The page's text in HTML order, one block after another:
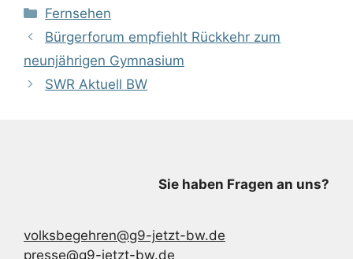
Kategorien
Fernsehen
Bürgerforum empfiehlt Rückkehr zum
neunjährigen Gymnasium
SWR Aktuell BW
Sie haben Fragen an uns?
volksbegehren@g9-jetzt-bw.de
presse@g9-jetzt-bw.de